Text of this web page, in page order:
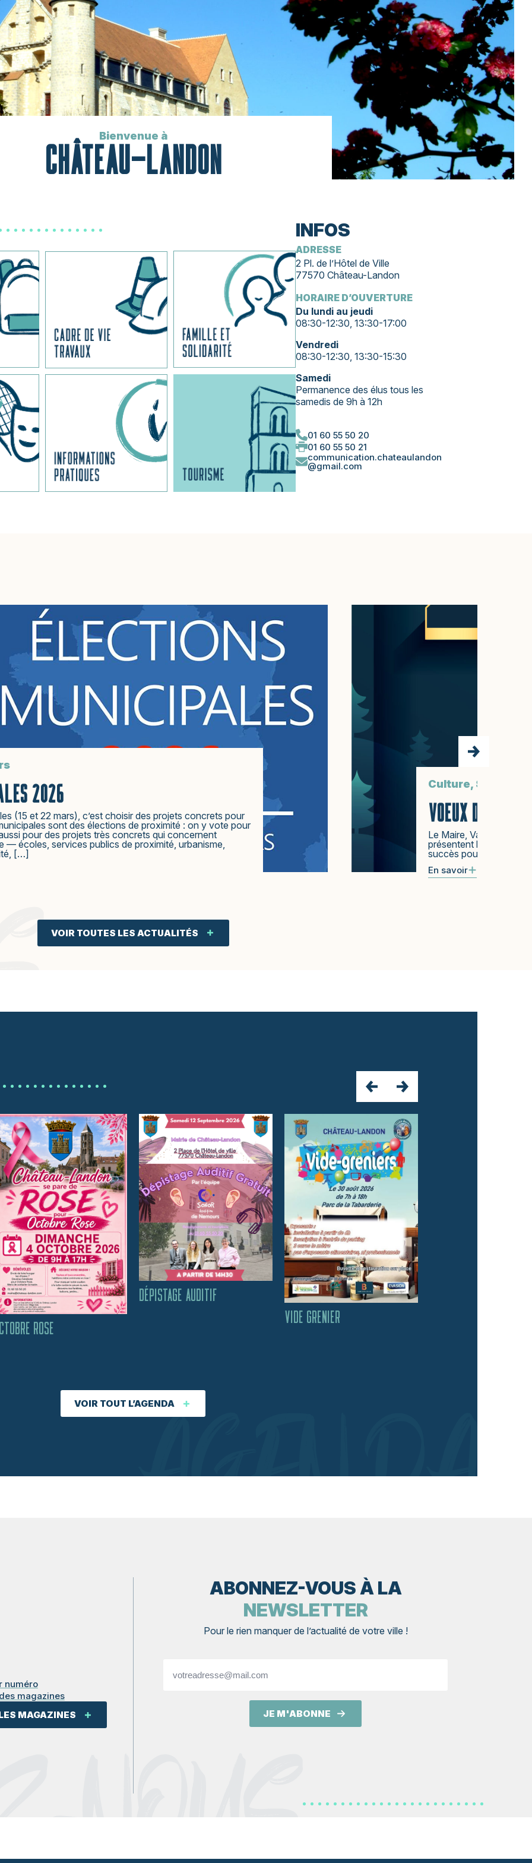
Bienvenue à
CHÂTEAU-LANDON
INFOS
ADRESSE
2 Pl. de l’Hôtel de Ville
77570 Château-Landon
HORAIRE D’OUVERTURE
Du lundi au jeudi
08:30-12:30, 13:30-17:00
Vendredi
08:30-12:30, 13:30-15:30
Samedi
Permanence des élus tous les
samedis de 9h à 12h
01 60 55 50 20
01 60 55 50 21
communication.chateaulandon
@gmail.com
2026
(15 et 22 mars), c’est choisir des projets concrets pour
sont des élections de proximité : on y vote pour
pour des projets très concrets qui concernent
— écoles, services publics de proximité, urbanisme,
[…]
Culture, Sport et
VOEUX DU MAIRE
Le Maire, Valérie
présentent leurs
succès pour chacun
En savoir
VOIR TOUTES LES ACTUALITÉS
ROSE
DÉPISTAGE AUDITIF
VIDE GRENIER
VOIR TOUT L’AGENDA
AGENDA
numéro
magazines
MAGAZINES
ABONNEZ-VOUS À LA
NEWSLETTER
Pour le rien manquer de l’actualité de votre ville !
JE M'ABONNE
NOUS